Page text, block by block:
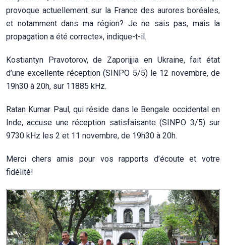
provoque actuellement sur la France des aurores boréales,
et notamment dans ma région? Je ne sais pas, mais la
propagation a été correcte», indique-t-il.
Kostiantyn Pravotorov, de Zaporijjia en Ukraine, fait état
d’une excellente réception (SINPO 5/5) le 12 novembre, de
19h30 à 20h, sur 11885 kHz.
Ratan Kumar Paul, qui réside dans le Bengale occidental en
Inde, accuse une réception satisfaisante (SINPO 3/5) sur
9730 kHz les 2 et 11 novembre, de 19h30 à 20h.
Merci chers amis pour vos rapports d’écoute et votre
fidélité!